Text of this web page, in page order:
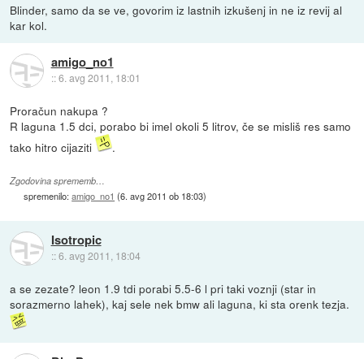
Blinder, samo da se ve, govorim iz lastnih izkušenj in ne iz revij al
kar kol.
amigo_no1
::6. avg 2011, 18:01
Proračun nakupa ?
R laguna 1.5 dci, porabo bi imel okoli 5 litrov, če se misliš res samo
tako hitro cijaziti
.
Zgodovina sprememb…
spremenilo:amigo_no1 (6. avg 2011 ob 18:03)
Isotropic
::6. avg 2011, 18:04
a se zezate? leon 1.9 tdi porabi 5.5-6 l pri taki voznji (star in
sorazmerno lahek), kaj sele nek bmw ali laguna, ki sta orenk tezja.